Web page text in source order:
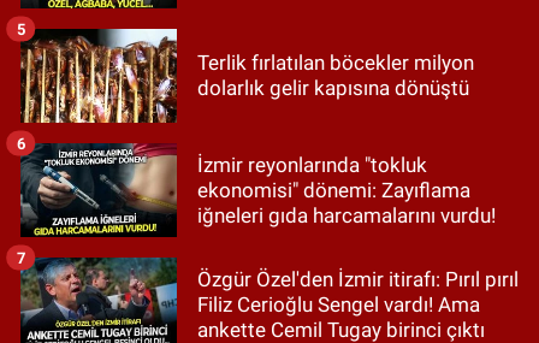
Terlik fırlatılan böcekler milyon
dolarlık gelir kapısına dönüştü
5
İzmir reyonlarında "tokluk
ekonomisi" dönemi: Zayıflama
iğneleri gıda harcamalarını vurdu!
6
Özgür Özel'den İzmir itirafı: Pırıl pırıl
Filiz Cerioğlu Sengel vardı! Ama
ankette Cemil Tugay birinci çıktı
7